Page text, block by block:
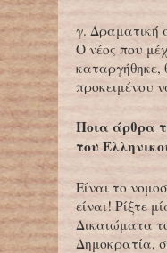
γ. Δραματική
Ο νέος που
καταργήθηκε,
προκειμένου
Ποια άρθρα
του
Είναι το
είναι! Ρίξτε
Δικαιώματα
Δημοκρατία,